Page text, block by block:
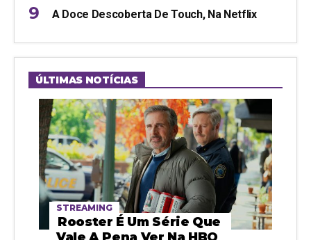
A Doce Descoberta De Touch, Na Netflix
ÚLTIMAS NOTÍCIAS
STREAMING
Rooster É Um Série Que